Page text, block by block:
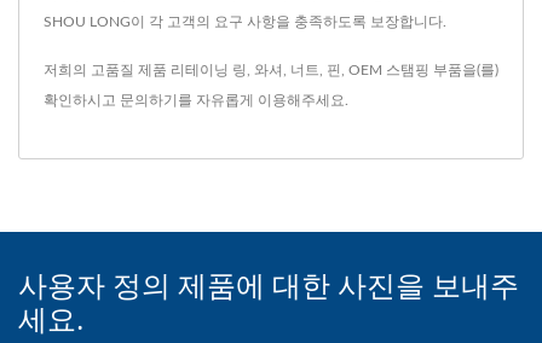
SHOU LONG이 각 고객의 요구 사항을 충족하도록 보장합니다.
저희의 고품질 제품 리테이닝 링 와셔 너트 핀 OEM 스탬핑 부품을(를)
확인하시고 문의하기 를 자유롭게 이용해주세요.
사용자 정의 제품에 대한 사진을 보내주
세요.